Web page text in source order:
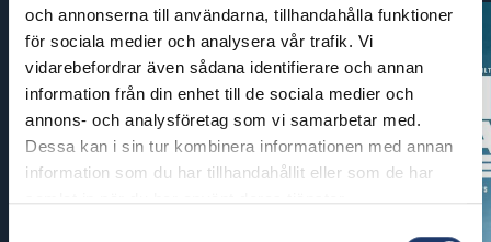
och annonserna till användarna, tillhandahålla funktioner
för sociala medier och analysera vår trafik. Vi
vidarebefordrar även sådana identifierare och annan
information från din enhet till de sociala medier och
annons- och analysföretag som vi samarbetar med.
Dessa kan i sin tur kombinera informationen med annan
information som du har tillhandahållit eller som de har
samlat in när du har använt deras tjänster.